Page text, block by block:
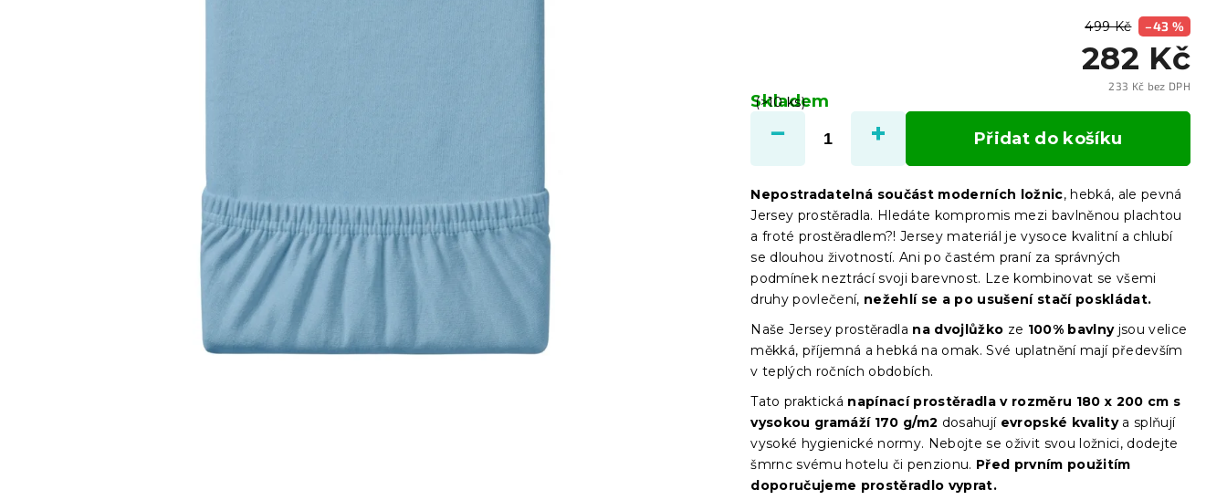
499 Kč –43 %
282 Kč
233 Kč bez DPH
cena:
Skladem
(>10 ks)
Přidat do košíku
Nepostradatelná součást moderních ložnic, hebká, ale pevná
Jersey prostěradla. Hledáte kompromis mezi bavlněnou plachtou
a froté prostěradlem?! Jersey materiál je vysoce kvalitní a chlubí
se dlouhou životností. Ani po častém praní za správných
podmínek neztrácí svoji barevnost. Lze kombinovat se všemi
druhy povlečení, nežehlí se a po usušení stačí poskládat.
Naše Jersey prostěradla na dvojlůžko ze 100% bavlnyjsou velice
měkká, příjemná a hebká na omak. Své uplatnění mají především
v teplých ročních obdobích.
Tato praktická napínací prostěradla v rozměru 180 x 200 cm s
vysokou gramáží 170 g/m2 dosahujíevropské kvalitya splňují
vysoké hygienické normy. Nebojte se oživit svou ložnici, dodejte
šmrnc svému hotelu či penzionu. Před prvním použitím
doporučujeme prostěradlo vyprat.